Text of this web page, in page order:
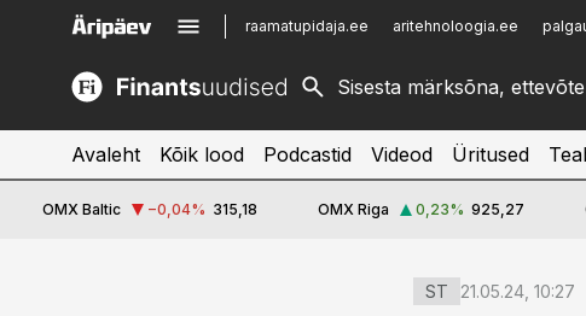
raamatupidaja.ee aritehnoloogia.ee
kinnisvarauudised.ee
logistikauudised.ee
imelineajalugu.ee
Avaleht Kõik lood Podcastid Videod Üritused
OMX Baltic −0,04% 315,18 OMX Riga 0,23% 925,27
ST 21.05.24, 10:27